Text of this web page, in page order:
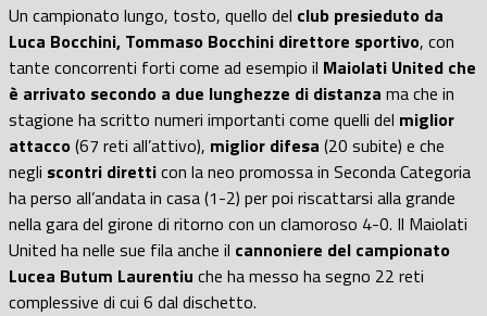
Un campionato lungo, tosto, quello del club presieduto da
Luca Bocchini, Tommaso Bocchini direttore sportivo, con
tante concorrenti forti come ad esempio il Maiolati United che
è arrivato secondo a due lunghezze di distanza ma che in
stagione ha scritto numeri importanti come quelli del miglior
attacco(67 reti all’attivo), miglior difesa (20 subite) e che
negli scontri diretticon la neo promossa in Seconda Categoria
ha perso all’andata in casa (1-2) per poi riscattarsi alla grande
nella gara del girone di ritorno con un clamoroso 4-0. Il Maiolati
United ha nelle sue fila anche il cannoniere del campionato
Lucea Butum Laurentiu che ha messo ha segno 22 reti
complessive di cui 6 dal dischetto.